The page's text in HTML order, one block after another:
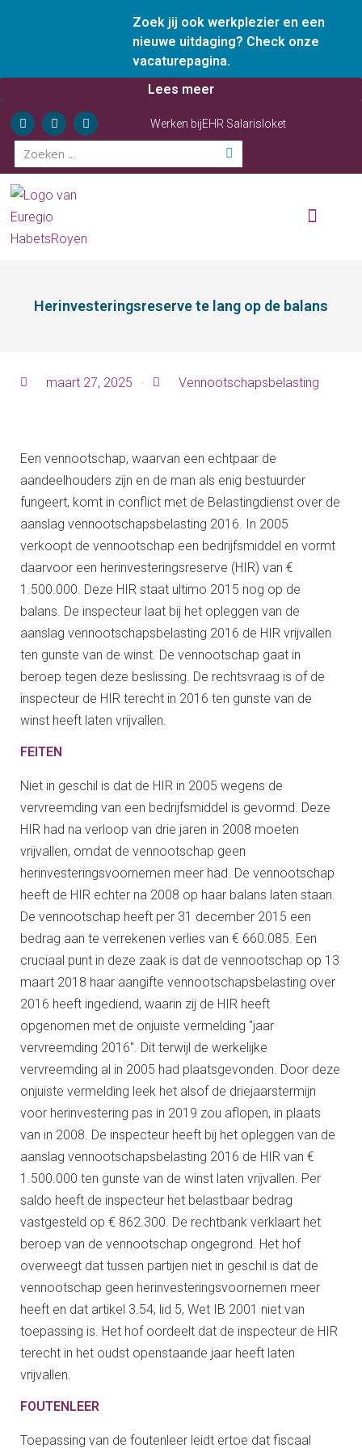
Zoek jij ook werkplezier en een
nieuwe uitdaging? Check onze
vacaturepagina.
Lees meer
Werken bijEHR Salarisloket
Herinvesteringsreserve te lang op de balans
maart 27, 2025 Vennootschapsbelasting
Een vennootschap, waarvan een echtpaar de
aandeelhouders zijn en de man als enig bestuurder
fungeert, komt in conflict met de Belastingdienst over de
aanslag vennootschapsbelasting 2016. In 2005
verkoopt de vennootschap een bedrijfsmiddel en vormt
daarvoor een herinvesteringsreserve (HIR) van €
1.500.000. Deze HIR staat ultimo 2015 nog op de
balans. De inspecteur laat bij het opleggen van de
aanslag vennootschapsbelasting 2016 de HIR vrijvallen
ten gunste van de winst. De vennootschap gaat in
beroep tegen deze beslissing. De rechtsvraag is of de
inspecteur de HIR terecht in 2016 ten gunste van de
winst heeft laten vrijvallen.
FEITEN
Niet in geschil is dat de HIR in 2005 wegens de
vervreemding van een bedrijfsmiddel is gevormd. Deze
HIR had na verloop van drie jaren in 2008 moeten
vrijvallen, omdat de vennootschap geen
herinvesteringsvoornemen meer had. De vennootschap
heeft de HIR echter na 2008 op haar balans laten staan.
De vennootschap heeft per 31 december 2015 een
bedrag aan te verrekenen verlies van € 660.085. Een
cruciaal punt in deze zaak is dat de vennootschap op 13
maart 2018 haar aangifte vennootschapsbelasting over
2016 heeft ingediend, waarin zij de HIR heeft
opgenomen met de onjuiste vermelding "jaar
vervreemding 2016". Dit terwijl de werkelijke
vervreemding al in 2005 had plaatsgevonden. Door deze
onjuiste vermelding leek het alsof de driejaarstermijn
voor herinvestering pas in 2019 zou aflopen, in plaats
van in 2008. De inspecteur heeft bij het opleggen van de
aanslag vennootschapsbelasting 2016 de HIR van €
1.500.000 ten gunste van de winst laten vrijvallen. Per
saldo heeft de inspecteur het belastbaar bedrag
vastgesteld op € 862.300. De rechtbank verklaart het
beroep van de vennootschap ongegrond. Het hof
overweegt dat tussen partijen niet in geschil is dat de
vennootschap geen herinvesteringsvoornemen meer
heeft en dat artikel 3.54, lid 5, Wet IB 2001 niet van
toepassing is. Het hof oordeelt dat de inspecteur de HIR
terecht in het oudst openstaande jaar heeft laten
vrijvallen.
FOUTENLEER
Toepassing van de foutenleer leidt ertoe dat fiscaal